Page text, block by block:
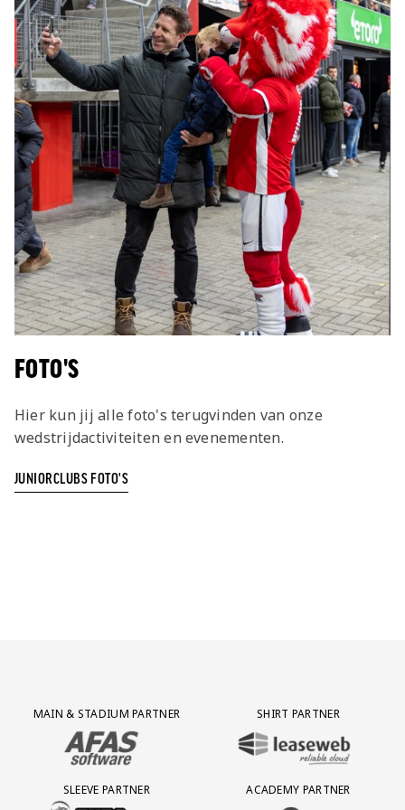
FOTO'S
Hier kun jij alle foto's terugvinden van onze
wedstrijdactiviteiten en evenementen.
JUNIORCLUBS FOTO'S
Partner Logos Grid
MAIN & STADIUM PARTNER
BEZOEK ONZE MAIN & STADIUM PARTNER AFAS SOFTWARE
SHIRT PARTNER
BEZOEK ONZE SHIRT PARTNER
SLEEVE PARTNER
ACADEMY PARTNER